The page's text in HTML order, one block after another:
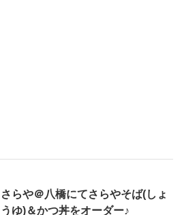
さらや＠八橋にてさらやそば(しょ
うゆ)＆かつ丼をオーダー♪